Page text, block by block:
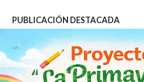
PUBLICACIÓN DESTACADA